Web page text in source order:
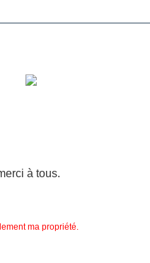
à tous.
ma propriété.